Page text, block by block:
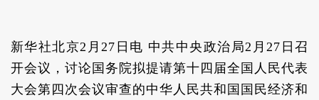
新华社北京2月27日电 中共中央政治局2月27日召
开会议，讨论国务院拟提请第十四届全国人民代表
大会第四次会议审查的中华人民共和国国民经济和